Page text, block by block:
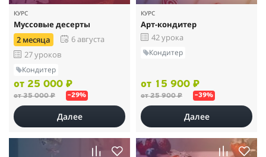
КУРС
Муссовые десерты
2 месяца
6 августа
27 уроков
Кондитер
от 25 000 ₽
от 35 000 ₽ –29%
Далее
КУРС
Арт-кондитер
42 урока
Кондитер
от 15 900 ₽
от 25 900 ₽ –39%
Далее